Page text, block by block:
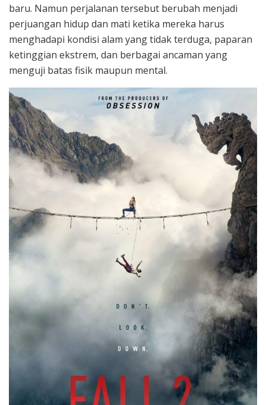
baru. Namun perjalanan tersebut berubah menjadi
perjuangan hidup dan mati ketika mereka harus
menghadapi kondisi alam yang tidak terduga, paparan
ketinggian ekstrem, dan berbagai ancaman yang
menguji batas fisik maupun mental.